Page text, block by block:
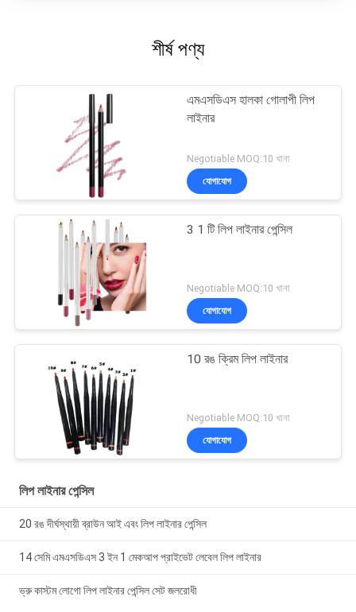
শীর্ষ পণ্য
এমএসডিএস হালকা গোলাপী লিপ
লাইনার
Negotiable MOQ:10 খানা
যোগাযোগ
3 1 টি লিপ লাইনার পেন্সিল
Negotiable MOQ:10 খানা
যোগাযোগ
10 রঙ ক্রিম লিপ লাইনার
Negotiable MOQ:10 খানা
যোগাযোগ
লিপ লাইনার পেন্সিল
20 রঙ দীর্ঘস্থায়ী ব্রাউন আই এবং লিপ লাইনার পেন্সিল
14 সেমি এমএসডিএস 3 ইন 1 মেকআপ প্রাইভেট লেবেল লিপ লাইনার
ভ্রু কাস্টম লোগো লিপ লাইনার পেন্সিল সেট জলরোধী